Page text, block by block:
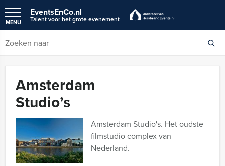
EventsEnCo.nl
Talent voor het grote evenement
MENU
Amsterdam
Studio’s
Amsterdam Studio's. Het oudste
filmstudio complex van
Nederland.